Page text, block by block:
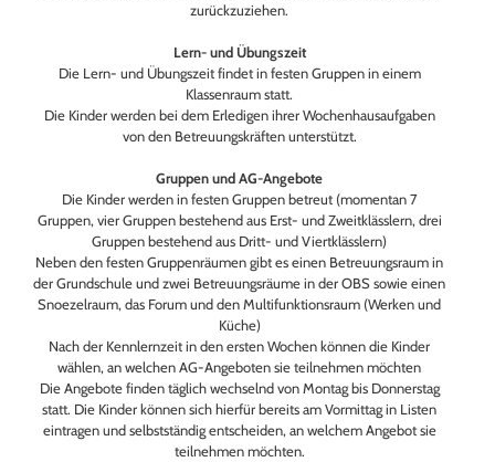
zurückzuziehen.
Lern- und Übungszeit
Die Lern- und Übungszeit findet in festen Gruppen in einem
Klassenraum statt.
Die Kinder werden bei dem Erledigen ihrer Wochenhausaufgaben
von den Betreuungskräften unterstützt.
Gruppen und AG-Angebote
Die Kinder werden in festen Gruppen betreut (momentan 7
Gruppen, vier Gruppen bestehend aus Erst- und Zweitklässlern, drei
Gruppen bestehend aus Dritt- und Viertklässlern)
Neben den festen Gruppenräumen gibt es einen Betreuungsraum in
der Grundschule und zwei Betreuungsräume in der OBS sowie einen
Snoezelraum, das Forum und den Multifunktionsraum (Werken und
Küche)
Nach der Kennlernzeit in den ersten Wochen können die Kinder
wählen, an welchen AG-Angeboten sie teilnehmen möchten
Die Angebote finden täglich wechselnd von Montag bis Donnerstag
statt. Die Kinder können sich hierfür bereits am Vormittag in Listen
eintragen und selbstständig entscheiden, an welchem Angebot sie
teilnehmen möchten.